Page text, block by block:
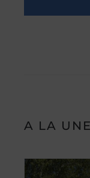
A LA UNE